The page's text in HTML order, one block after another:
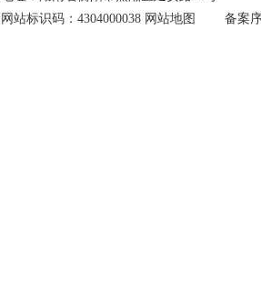
网站标识码：4304000038 网站地图 备案